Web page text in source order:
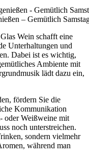
– Gemütlich
Wein schafft eine
Unterhaltungen und
Dabei ist es wichtig,
Ambiente mit
lädt dazu ein,
fördern Sie die
Kommunikation
oder Weißweine mit
noch unterstreichen.
sondern vielmehr
während man